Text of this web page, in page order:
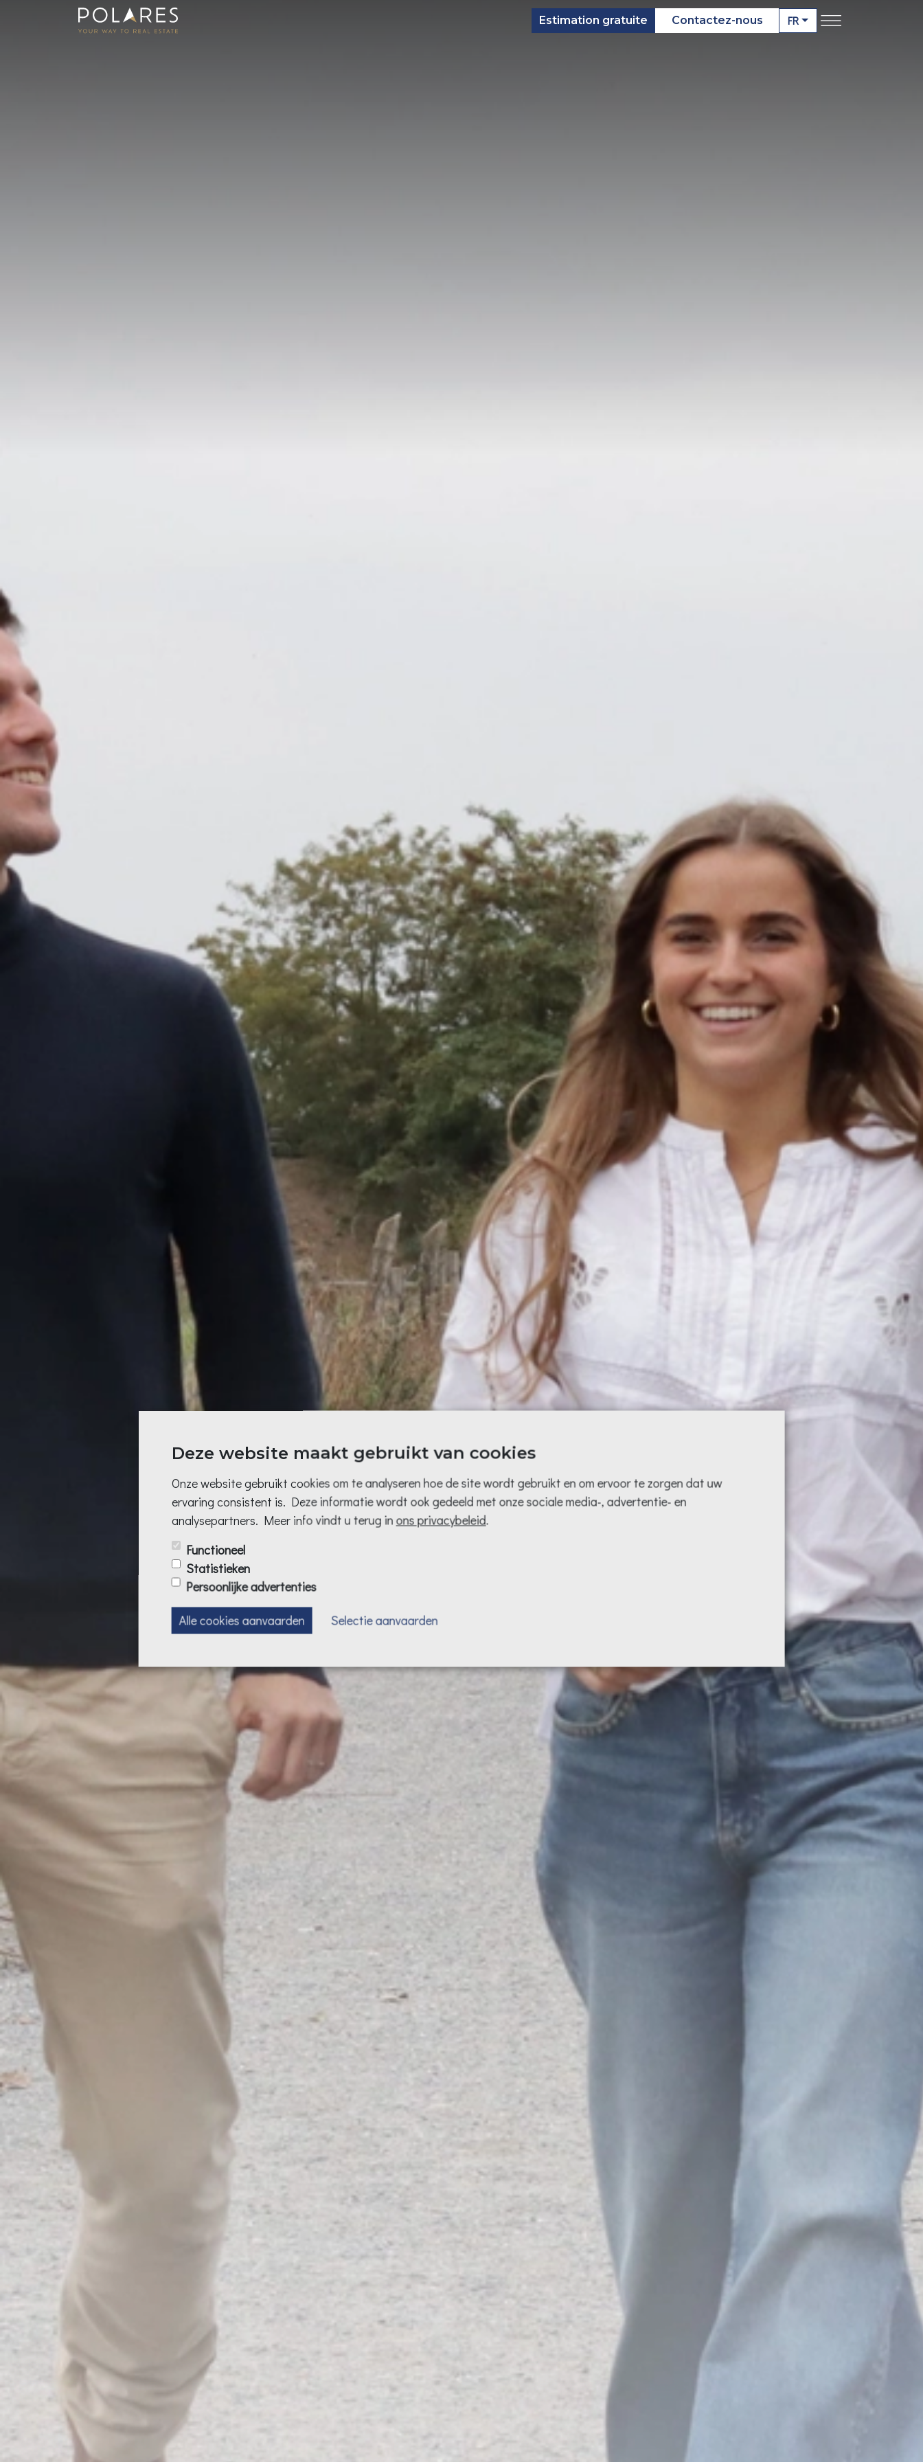
Estimation gratuite Contactez-nous FR
Deze website maakt gebruikt van cookies
Onze website gebruikt cookies om te analyseren hoe de site wordt gebruikt en om ervoor te zorgen dat uw
ervaring consistent is. Deze informatie wordt ook gedeeld met onze sociale media-, advertentie- en
analysepartners. Meer info vindt u terug in ons privacybeleid.
Functioneel
Statistieken
Persoonlijke advertenties
Alle cookies aanvaarden Selectie aanvaarden